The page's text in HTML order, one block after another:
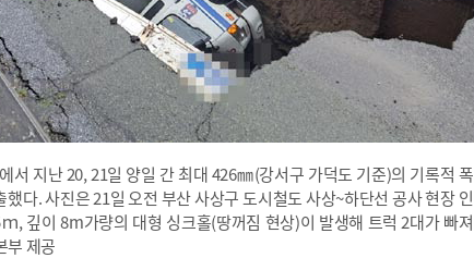
서 지난 20, 21일 양일 간 최대 426㎜(강서구 가덕도 기준)의 기록적 폭
다. 사진은 21일 오전 부산 사상구 도시철도 사상~하단선 공사 현장 인
, 깊이 8m가량의 대형 싱크홀(땅꺼짐 현상)이 발생해 트럭 2대가 빠져
부 제공